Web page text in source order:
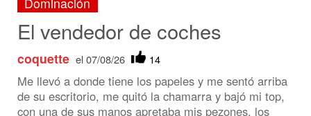
de su escritorio, me quitó la chamarra y bajó mi top,
con una de sus manos apretaba mis pezones, los
jalaba, los movía tan rico, yo estaba que chorreaba
de mi vagina, me tenía mojada y con ganas de que
me penetrara, me levantó y me quitó la licra ...